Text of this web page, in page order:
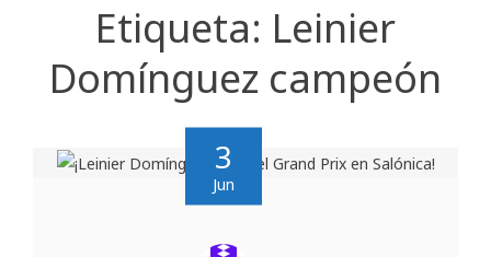
Etiqueta: Leinier
Domínguez campeón
3
Jun